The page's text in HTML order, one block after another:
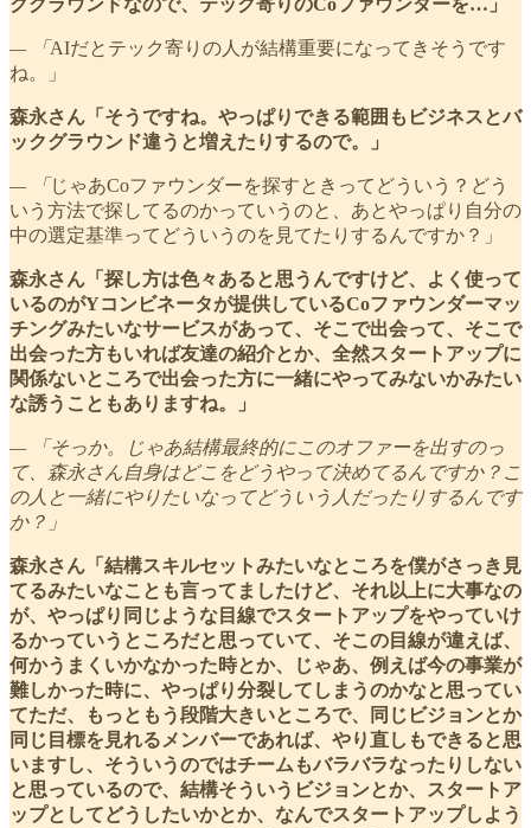
— 「 AIだとテック寄りの人が結構重要になってきそうです
ね。」
森永さん「そうですね。やっぱりできる範囲もビジネスとバ
ックグラウンド違うと増えたりするので。」
— 「 じゃあCoファウンダーを探すときってどういう？どう
いう方法で探してるのかっていうのと、あとやっぱり自分の
中の選定基準ってどういうのを見てたりするんですか？」
森永さん「探し方は色々あると思うんですけど、よく使って
いるのがYコンビネータが提供しているCoファウンダーマッ
チングみたいなサービスがあって、そこで出会って、そこで
出会った方もいれば友達の紹介とか、全然スタートアップに
関係ないところで出会った方に一緒にやってみないかみたい
な誘うこともありますね。」
— 「そっか。じゃあ結構最終的にこのオファーを出すのっ
て、森永さん自身はどこをどうやって決めてるんですか？こ
の人と一緒にやりたいなってどういう人だったりするんです
か？」
森永さん「結構スキルセットみたいなところを僕がさっき見
てるみたいなことも言ってましたけど、それ以上に大事なの
が、やっぱり同じような目線でスタートアップをやっていけ
るかっていうところだと思っていて、そこの目線が違えば、
何かうまくいかなかった時とか、じゃあ、例えば今の事業が
難しかった時に、やっぱり分裂してしまうのかなと思ってい
てただ、もっともう段階大きいところで、同じビジョンとか
同じ目標を見れるメンバーであれば、やり直しもできると思
いますし、そういうのではチームもバラバラなったりしない
と思っているので、結構そういうビジョンとか、スタートア
ップとしてどうしたいかとか、なんでスタートアップしよう